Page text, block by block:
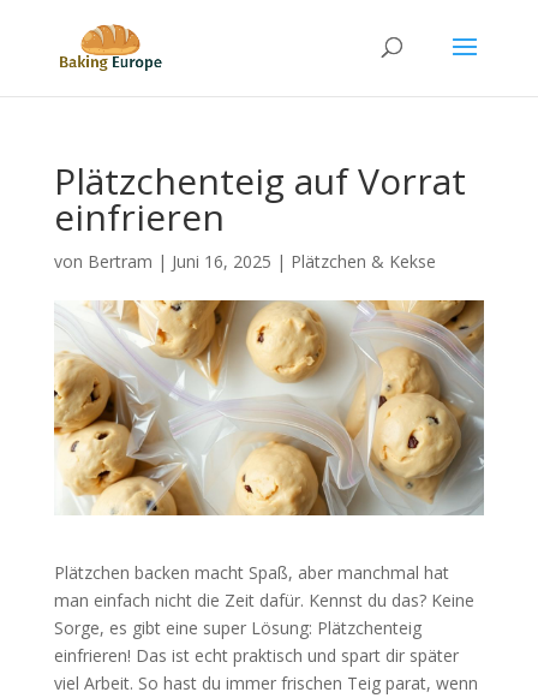
Plätzchenteig auf Vorrat
einfrieren
von Bertram | Juni 16, 2025 | Plätzchen & Kekse
Plätzchen backen macht Spaß, aber manchmal hat
man einfach nicht die Zeit dafür. Kennst du das? Keine
Sorge, es gibt eine super Lösung: Plätzchenteig
einfrieren! Das ist echt praktisch und spart dir später
viel Arbeit. So hast du immer frischen Teig parat, wenn